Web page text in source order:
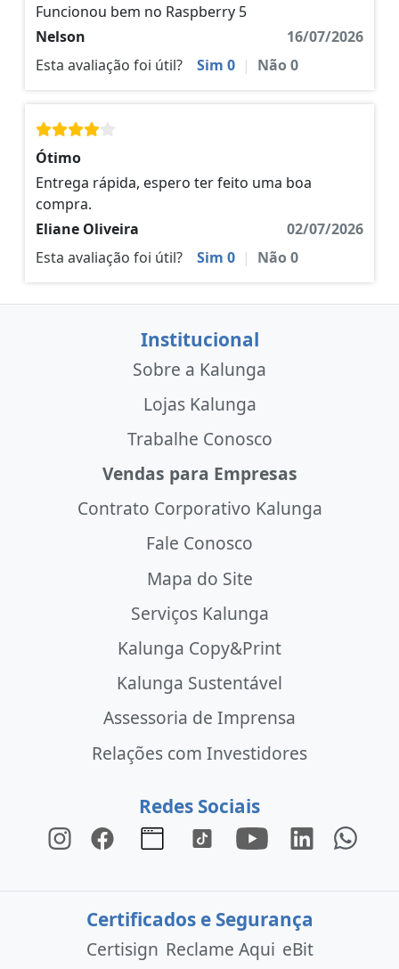
Funcionou bem no Raspberry 5
Nelson
16/07/2026
Esta avaliação foi útil?
Sim 0 | Não0
Ótimo
Entrega rápida, espero ter feito uma boa
compra.
Eliane Oliveira
02/07/2026
Esta avaliação foi útil?
Sim 0 | Não0
Institucional
Sobre a Kalunga
Lojas Kalunga
Trabalhe Conosco
Vendas para Empresas
Contrato Corporativo Kalunga
Fale Conosco
Mapa do Site
Serviços Kalunga
Kalunga Copy&Print
Kalunga Sustentável
Assessoria de Imprensa
Relações com Investidores
Redes Sociais
Certificados e Segurança
Certisign Reclame Aqui eBit